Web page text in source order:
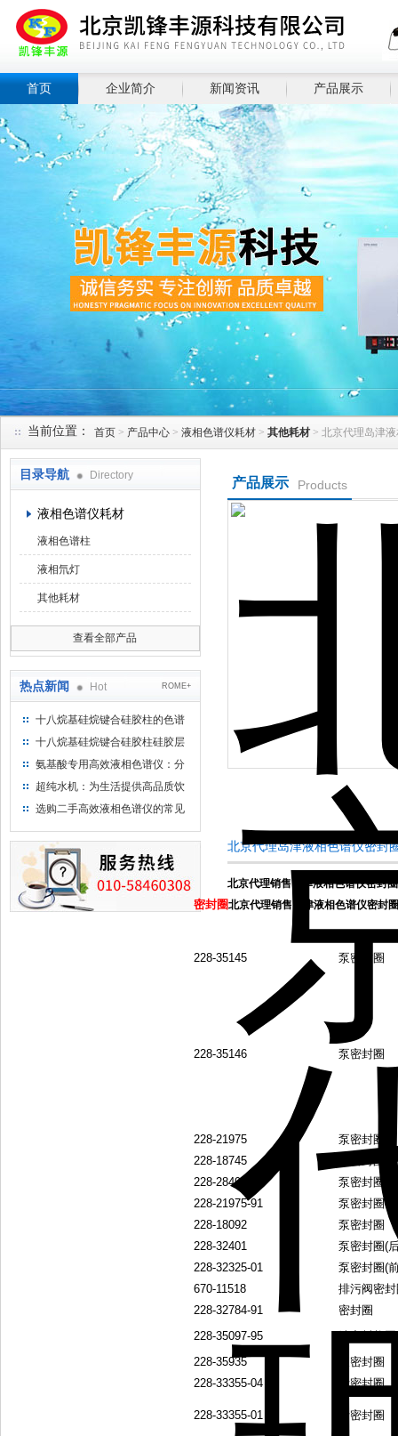
首页 企业简介 新闻资讯 产品展示
当前位置： 首页 > 产品中心 > 液相色谱仪耗材 > 其他耗材 > 北京代理岛津
目录导航 Directory
液相色谱仪耗材
液相色谱柱
液相氘灯
其他耗材
查看全部产品
热点新闻 Hot ROME+
十八烷基硅烷键合硅胶柱的色谱
方法浅述
十八烷基硅烷键合硅胶柱硅胶层
析时如何装柱
氨基酸专用高效液相色谱仪：分
析氨基酸的仪器
超纯水机：为生活提供高品质饮
用水
选购二手高效液相色谱仪的常见
产品展示 Products
北京代理岛津液相色谱仪密封
北京代理销售岛津液相色谱仪密封圈
密封圈北京代理销售岛津液相色谱仪密封
产品名称
228-35145 泵密封圈
228-35146 泵密封圈
228-21975
泵密封圈
228-18745
泵密封圈
228-28499
泵密封圈(
228-21975-91
泵密封圈(
228-18092
泵密封圈
228-32401
泵密封圈(
228-32325-01
泵密封圈(
670-11518
排污阀密
228-32784-91
密封圈
228-35097-95
228-35935
泵密封圈
228-33355-04
针密封圈
228-33355-01 针密封圈